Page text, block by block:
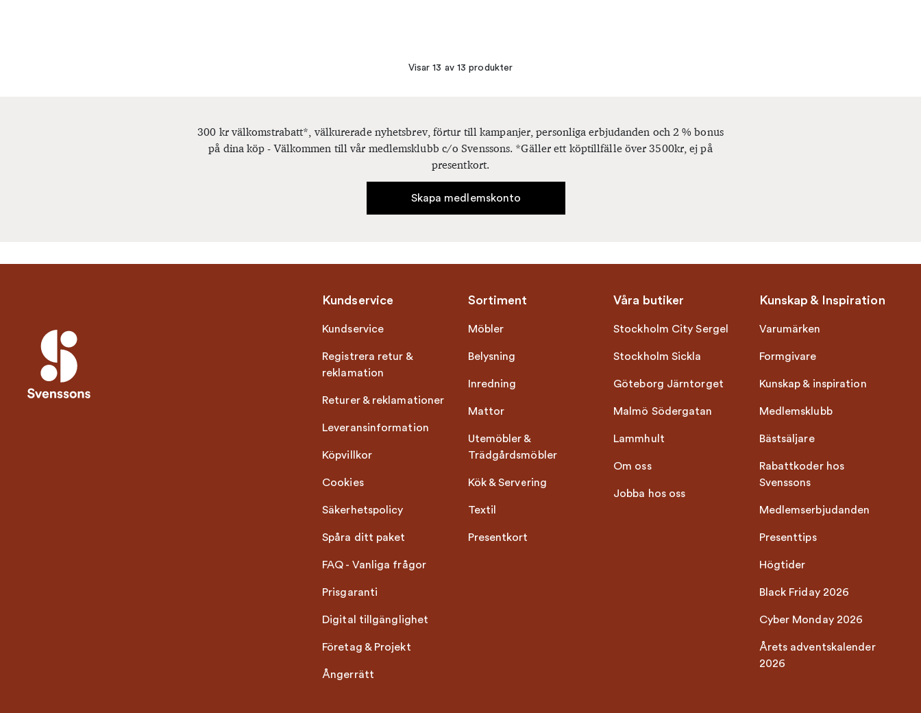
Visar 13 av 13 produkter
300 kr välkomstrabatt*, välkurerade nyhetsbrev, förtur till kampanjer, personliga erbjudanden och 2 % bonus
på dina köp - Välkommen till vår medlemsklubb c/o Svenssons. *Gäller ett köptillfälle över 3500kr, ej på
presentkort.
Skapa medlemskonto
Kundservice
Kundservice
Registrera retur &
reklamation
Returer & reklamationer
Leveransinformation
Köpvillkor
Cookies
Säkerhetspolicy
Spåra ditt paket
FAQ - Vanliga frågor
Prisgaranti
Digital tillgänglighet
Företag & Projekt
Ångerrätt
Sortiment
Möbler
Belysning
Inredning
Mattor
Utemöbler &
Trädgårdsmöbler
Kök & Servering
Textil
Presentkort
Våra butiker
Stockholm City Sergel
Stockholm Sickla
Göteborg Järntorget
Malmö Södergatan
Lammhult
Om oss
Jobba hos oss
Kunskap & Inspiration
Varumärken
Formgivare
Kunskap & inspiration
Medlemsklubb
Bästsäljare
Rabattkoder hos
Svenssons
Medlemserbjudanden
Presenttips
Högtider
Black Friday 2026
Cyber Monday 2026
Årets adventskalender
2026